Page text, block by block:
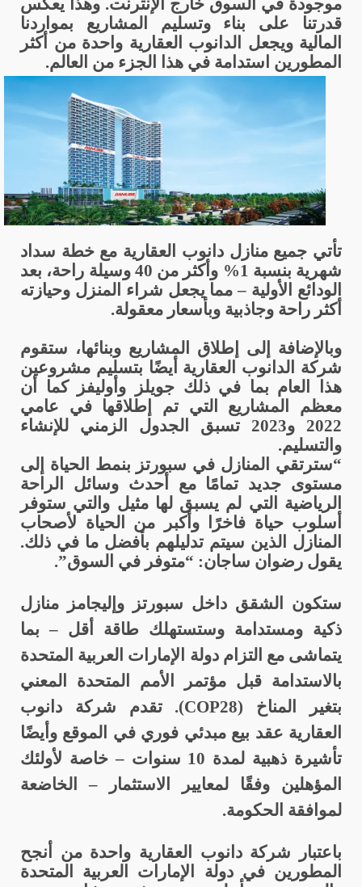
موجودة في السوق خارج الإنترنت. وهذا يعكس
قدرتنا على بناء وتسليم المشاريع بمواردنا
المالية ويجعل الدانوب العقارية واحدة من أكثر
المطورين استدامة في هذا الجزء من العالم.
تأتي جميع منازل دانوب العقارية مع خطة سداد
شهرية بنسبة 1% وأكثر من 40 وسيلة راحة، بعد
الودائع الأولية – مما يجعل شراء المنزل وحيازته
أكثر راحة وجاذبية وبأسعار معقولة.
وبالإضافة إلى إطلاق المشاريع وبنائها، ستقوم
شركة الدانوب العقارية أيضًا بتسليم مشروعين
هذا العام بما في ذلك جويلز وأوليفز كما أن
معظم المشاريع التي تم إطلاقها في عامي
2022 و2023 تسبق الجدول الزمني للإنشاء
والتسليم.
“سترتقي المنازل في سبورتز بنمط الحياة إلى
مستوى جديد تمامًا مع أحدث وسائل الراحة
الرياضية التي لم يسبق لها مثيل والتي ستوفر
أسلوب حياة فاخرًا وأكبر من الحياة لأصحاب
المنازل الذين سيتم تدليلهم بأفضل ما في ذلك.
يقول رضوان ساجان: “متوفر في السوق”.
ستكون الشقق داخل سبورتز وإليجامز منازل
ذكية ومستدامة وستستهلك طاقة أقل – بما
يتماشى مع التزام دولة الإمارات العربية المتحدة
بالاستدامة قبل مؤتمر الأمم المتحدة المعني
بتغير المناخ (COP28). تقدم شركة دانوب
العقارية عقد بيع مبدئي فوري في الموقع وأيضًا
تأشيرة ذهبية لمدة 10 سنوات – خاصة لأولئك
المؤهلين وفقًا لمعايير الاستثمار – الخاضعة
لموافقة الحكومة.
باعتبار شركة دانوب العقارية واحدة من أنجح
المطورين في دولة الإمارات العربية المتحدة